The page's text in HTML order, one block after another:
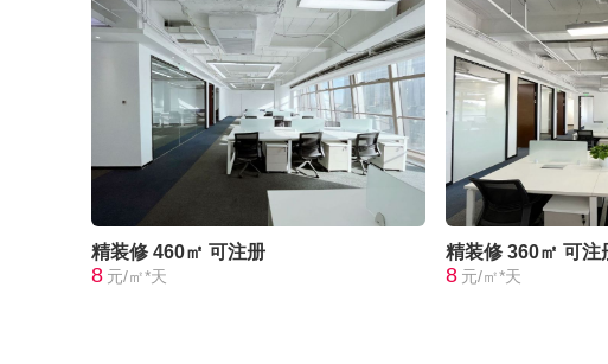
精装修 460㎡ 可注册
8 元/㎡*天
精装修 360㎡ 可注
8 元/㎡*天